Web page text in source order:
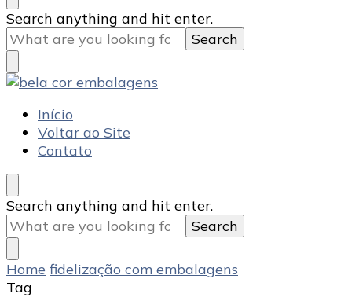
Bela Cor Embalagens
Blog
Looking
for
Something?
Search anything and hit enter.
Bela Cor Embalagens
Blog
Início
Voltar ao Site
Contato
Looking
for
Something?
Search anything and hit enter.
Home fidelização com embalagens
Tag